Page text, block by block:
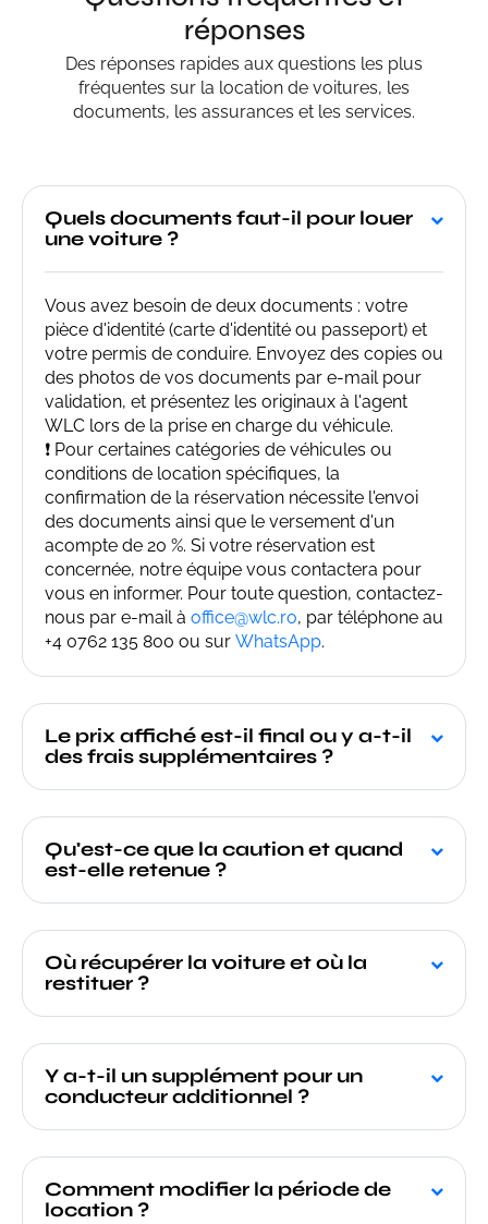
réponses
Des réponses rapides aux questions les plus
fréquentes sur la location de voitures, les
documents, les assurances et les services.
Quels documents faut-il pour louer
une voiture ?
Vous avez besoin de deux documents : votre
pièce d'identité (carte d'identité ou passeport) et
votre permis de conduire. Envoyez des copies ou
des photos de vos documents par e-mail pour
validation, et présentez les originaux à l'agent
WLC lors de la prise en charge du véhicule.
❗ Pour certaines catégories de véhicules ou
conditions de location spécifiques, la
confirmation de la réservation nécessite l'envoi
des documents ainsi que le versement d'un
acompte de 20 %. Si votre réservation est
concernée, notre équipe vous contactera pour
vous en informer. Pour toute question, contactez-
nous par e-mail à office@wlc.ro, par téléphone au
+4 0762 135 800 ou sur WhatsApp.
Le prix affiché est-il final ou y a-t-il
des frais supplémentaires ?
Qu'est-ce que la caution et quand
est-elle retenue ?
Où récupérer la voiture et où la
restituer ?
Y a-t-il un supplément pour un
conducteur additionnel ?
Comment modifier la période de
location ?